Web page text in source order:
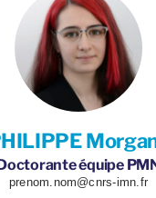
équipe
prenom.nom@cnrs-imn.fr